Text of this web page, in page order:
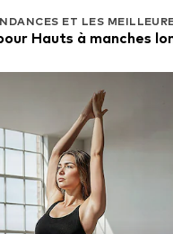
ET LES
Hauts à manches